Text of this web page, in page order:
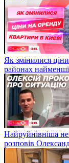
Як змінилися
районах
Найруйнівніша
розповів